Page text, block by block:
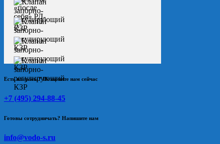
Есть вопросы? Позвоните нам сейчас
+7 (495) 294-88-45
Готовы сотрудничать? Напишите нам
info@vodo-s.ru